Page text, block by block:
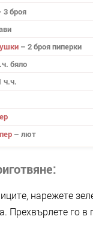
3 броя
– 2 броя пиперки
бяло
ч.ч.
– лют
нарежете
Прехвърлете го в